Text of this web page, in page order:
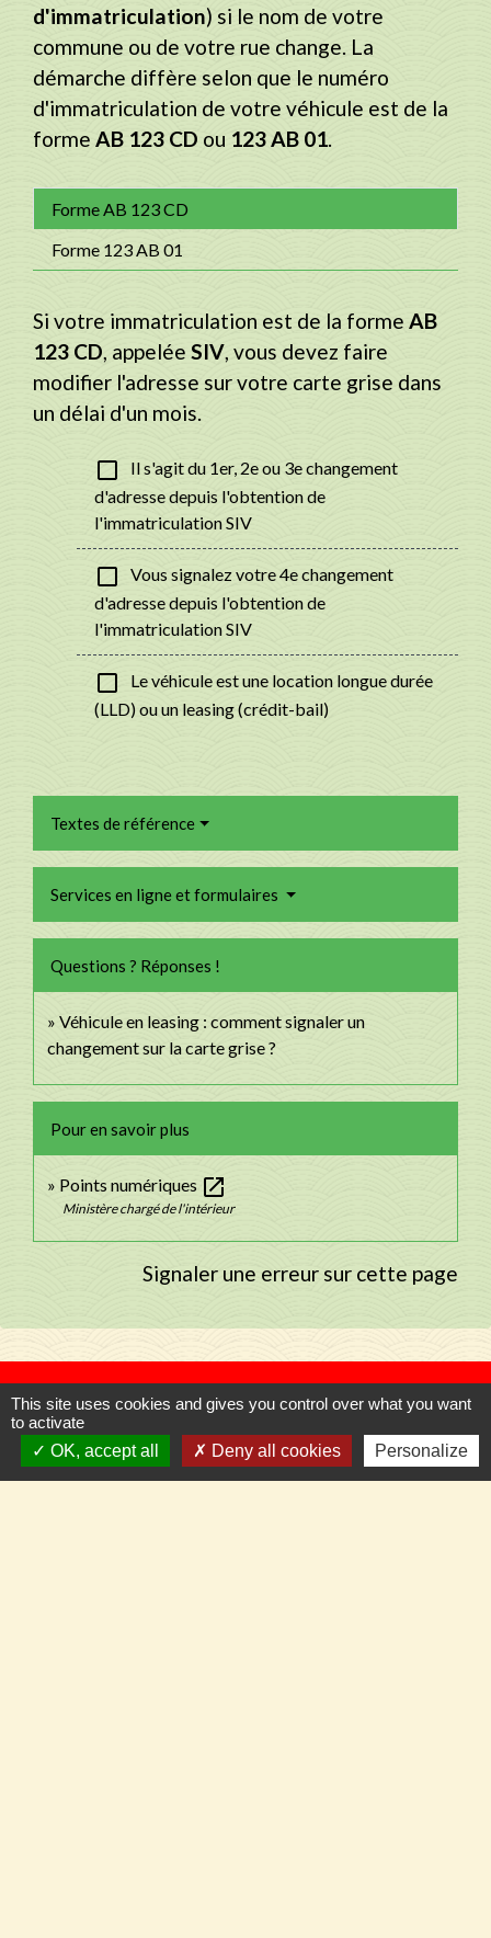
d'immatriculation) si le nom de votre
commune ou de votre rue change. La
démarche diffère selon que le numéro
d'immatriculation de votre véhicule est de la
forme AB 123 CD ou 123 AB 01.
Forme AB 123 CD
Forme 123 AB 01
Si votre immatriculation est de la forme AB
123 CD, appelée SIV, vous devez faire
modifier l'adresse sur votre carte grise dans
un délai d'un mois.
check_box_outline_blank
Il s'agit du 1er, 2e ou 3e changement
d'adresse depuis l'obtention de
l'immatriculation SIV
check_box_outline_blank
Vous signalez votre 4e changement
d'adresse depuis l'obtention de
l'immatriculation SIV
check_box_outline_blank
Le véhicule est une location longue durée
(LLD) ou un leasing (crédit-bail)
Textes de référence
Services en ligne et formulaires
Questions ? Réponses !
Véhicule en leasing : comment signaler un
changement sur la carte grise ?
Pour en savoir plus
Points numériques open_in_new
Ministère chargé de l'intérieur
Signaler une erreur sur cette page
Contacts
Commune de Llupia
15, carrer de la Dû
This site uses cookies and gives you control over what you want
to activate
OK, accept all
Deny all cookies Personalize